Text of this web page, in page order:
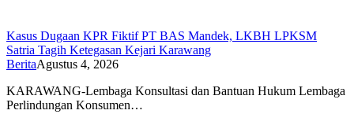
Kasus Dugaan KPR Fiktif PT BAS Mandek, LKBH LPKSM
Satria Tagih Ketegasan Kejari Karawang
BeritaAgustus 4, 2026
KARAWANG-Lembaga Konsultasi dan Bantuan Hukum Lembaga
Perlindungan Konsumen…